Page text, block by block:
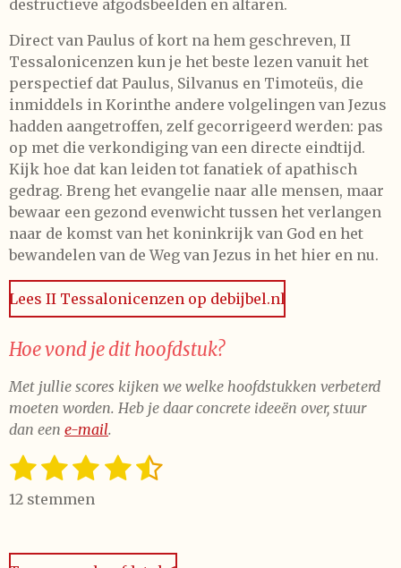
destructieve afgodsbeelden en altaren.
Direct van Paulus of kort na hem geschreven, II
Tessalonicenzen kun je het beste lezen vanuit het
perspectief dat Paulus, Silvanus en Timoteüs, die
inmiddels in Korinthe andere volgelingen van Jezus
hadden aangetroffen, zelf gecorrigeerd werden: pas
op met die verkondiging van een directe eindtijd.
Kijk hoe dat kan leiden tot fanatiek of apathisch
gedrag. Breng het evangelie naar alle mensen, maar
bewaar een gezond evenwicht tussen het verlangen
naar de komst van het koninkrijk van God en het
bewandelen van de Weg van Jezus in het hier en nu.
Lees II Tessalonicenzen op debijbel.nl
Hoe vond je dit hoofdstuk?
Met jullie scores kijken we welke hoofdstukken verbeterd
moeten worden. Heb je daar concrete ideeën over, stuur
dan een e-mail.
R
a
t
n
1
s
e
2
s
e
3
s
e
4
e
5
e
S
e
12 stemmen